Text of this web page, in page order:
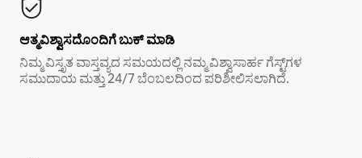
ಆತ್ಮವಿಶ್ವಾಸದೊಂದಿಗೆ ಬುಕ್ ಮಾಡಿ
ನಿಮ್ಮ ವಿಸ್ತೃತ ವಾಸ್ತವ್ಯದ ಸಮಯದಲ್ಲಿ ನಮ್ಮ ವಿಶ್ವಾಸಾರ್ಹ ಗೆಸ್ಟ್‌ಗಳ
ಸಮುದಾಯ ಮತ್ತು 24/7 ಬೆಂಬಲದಿಂದ ಪರಿಶೀಲಿಸಲಾಗಿದೆ.